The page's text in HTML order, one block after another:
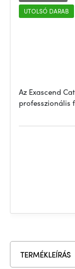
UTOLSÓ DARAB
Az Exascend
professzionális
TERMÉKLEÍRÁS